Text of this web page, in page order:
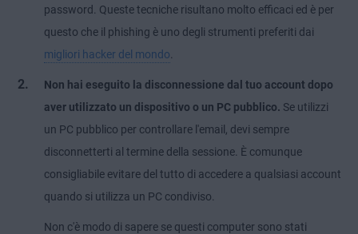
password. Queste tecniche risultano molto efficaci ed è per
questo che il phishing è uno degli strumenti preferiti dai
migliori hacker del mondo
Non hai eseguito la disconnessione dal tuo account dopo
aver utilizzato un dispositivo o un PC pubblico. Se utilizzi
un PC pubblico per controllare l'email, devi sempre
disconnetterti al termine della sessione. È comunque
consigliabile evitare del tutto di accedere a qualsiasi account
quando si utilizza un PC condiviso.
Non c'è modo di sapere se questi computer sono stati